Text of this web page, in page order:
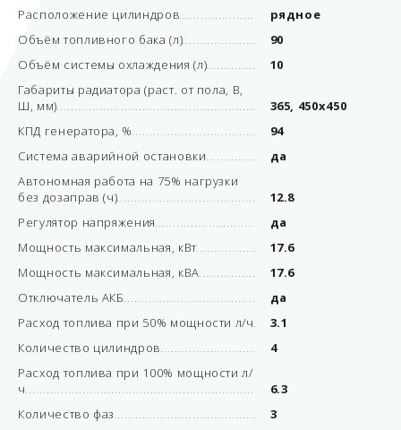
Расположение цилиндров
рядное
Объём топливного бака (л)
90
Объём системы охлаждения (л)
10
Габариты радиатора (раст. от пола, В,
Ш, мм)
365, 450х450
КПД генератора, %
94
Система аварийной остановки
да
Автономная работа на 75% нагрузки
без дозаправ (ч)
12.8
Регулятор напряжения
да
Мощность максимальная, кВт
17.6
Мощность максимальная, кВА
17.6
Отключатель АКБ
да
Расход топлива при 50% мощности л/ч
3.1
Количество цилиндров
4
Расход топлива при 100% мощности л/
ч
6.3
Количество фаз
3